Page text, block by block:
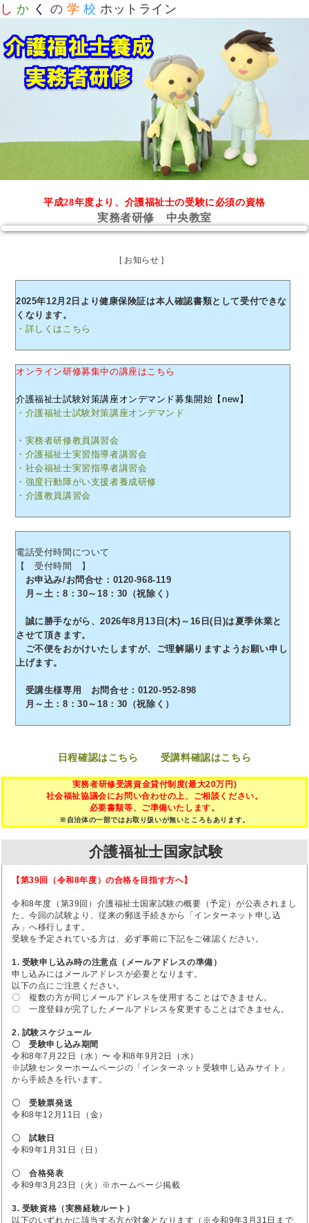
し か く の 学 校 ホットライン
平成28年度より、介護福祉士の受験に必須の資格
実務者研修 中央教室
[ お知らせ ]
2025年12月2日より健康保険証は本人確認書類として受付できな
くなります。
・詳しくはこちら
オンライン研修募集中の講座はこちら
介護福祉士試験対策講座オンデマンド募集開始【new】
・介護福祉士試験対策講座オンデマンド
・実務者研修教員講習会
・介護福祉士実習指導者講習会
・社会福祉士実習指導者講習会
・強度行動障がい支援者養成研修
・介護教員講習会
電話受付時間について
【 受付時間 】
お申込み/お問合せ：0120-968-119
月～土：8：30～18：30（祝除く）
誠に勝手ながら、2026年8月13日(木)～16日(日)は夏季休業と
させて頂きます。
ご不便をおかけいたしますが、ご理解賜りますようお願い申し
上げます。
受講生様専用 お問合せ：0120-952-898
月～土：8：30～18：30（祝除く）
日程確認はこちら 受講料確認はこちら
実務者研修受講資金貸付制度(最大20万円)
社会福祉協議会にお問い合わせの上、ご相談ください。
必要書類等、ご準備いたします。
※自治体の一部ではお取り扱いが無いところもあります。
介護福祉士国家試験
【第39回（令和8年度）の合格を目指す方へ】
令和8年度（第39回）介護福祉士国家試験の概要（予定）が公表されまし
た。今回の試験より、従来の郵送手続きから「インターネット申し込
み」へ移行します。
受験を予定されている方は、必ず事前に下記をご確認ください。
1. 受験申し込み時の注意点（メールアドレスの準備）
申し込みにはメールアドレスが必要となります。
以下の点にご注意ください。
〇 複数の方が同じメールアドレスを使用することはできません。
〇 一度登録が完了したメールアドレスを変更することはできません。
2. 試験スケジュール
〇 受験申し込み期間
令和8年7月22日（水）〜 令和8年9月2日（水）
※試験センターホームページの「インターネット受験申し込みサイト」
から手続きを行います。
〇 受験票発送
令和8年12月11日（金）
〇 試験日
令和9年1月31日（日）
〇 合格発表
令和9年3月23日（火）※ホームページ掲載
3. 受験資格（実務経験ルート）
以下のいずれかに該当する方が対象となります（※令和9年3月31日まで